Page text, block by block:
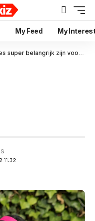
My Feed My
belangrijk zijn voor kinderen
11:32